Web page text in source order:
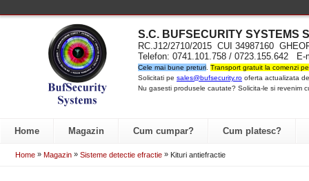
S.C. BUFSECURITY SYSTEMS
RC.J12/2710/2015 CUI 34987160
Telefon: 0741.101.758 / 0723.155.642
Cele mai bune preturi Transport gratuit la comenzi
Solicitati pe sales@bufsecurity.ro oferta actualizata
Nu gasesti produsele cautate? Solicita-le si revenim
Home Magazin Cum cumpar? Cum platesc?
Home » Magazin » Sisteme detectie efractie » Kituri antiefractie